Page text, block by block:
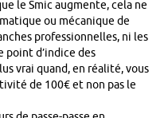
le Smic augmente, cela ne
ou mécanique de
professionnelles, ni les
point d’indice des
vrai quand, en réalité, vous
de 100€ et non pas le